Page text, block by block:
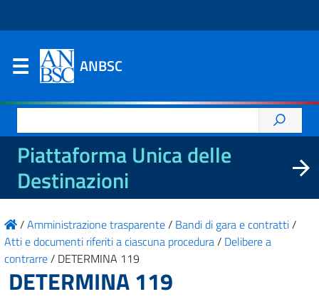
ANBSC
per:
Piattaforma Unica delle
Destinazioni
/Amministrazione trasparente/ Bandi di gara e contratti/
Atti e documenti riferiti a ciascuna procedura/ Delibere a
contrarre/ DETERMINA 119
DETERMINA 119